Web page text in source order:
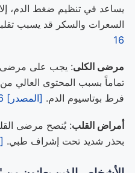
يساعد في تنظيم ضغط الدم،
السعرات والسكر قد يسبب
16
مرضى الكلى: يجب على مرضى
تماماً بسبب المحتوى العالي
فرط بوتاسيوم الدم. [المصدر] 16
أمراض القلب: يُنصح مرضى
بحذر شديد تحت إشراف طبي.